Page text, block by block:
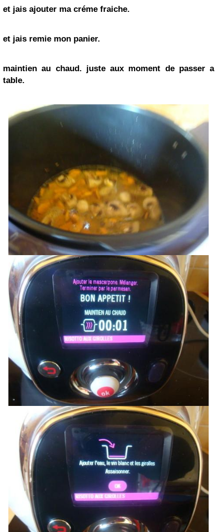
et jais ajouter ma créme fraiche.
et jais remie mon panier.
maintien au chaud. juste aux moment de passer a
table.